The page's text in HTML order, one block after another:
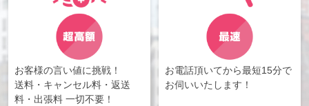
お客様の言い値に挑戦！
送料・キャンセル料・返送
料・出張料 一切不要！
お電話頂いてから最短15分で
お伺いいたします！